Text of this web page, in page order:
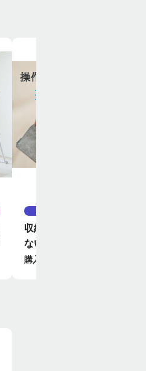
収納力も薄さも妥協し
ない。特許構造の最小
クラス・15mm薄型財
購入者数